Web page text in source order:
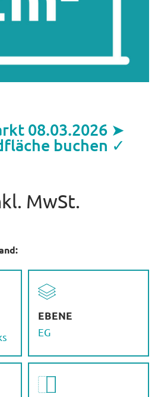
08.03.2026 ➤
buchen ✓
MwSt.
EBENE
EG